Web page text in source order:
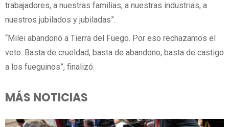
trabajadores, a nuestras familias, a nuestras industrias, a
nuestros jubilados y jubiladas”.
“Milei abandonó a Tierra del Fuego. Por eso rechazamos el
veto. Basta de crueldad, basta de abandono, basta de castigo
a los fueguinos”, finalizó.
MÁS NOTICIAS